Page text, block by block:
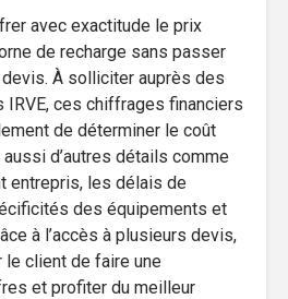
avec exactitude le prix
de recharge sans passer
À solliciter auprès des
ces chiffrages financiers
de déterminer le coût
d’autres détails comme
entrepris, les délais de
des équipements et
à l’accès à plusieurs devis,
le client de faire une
et profiter du meilleur